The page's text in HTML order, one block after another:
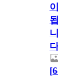
이
됩
니
다.
[64